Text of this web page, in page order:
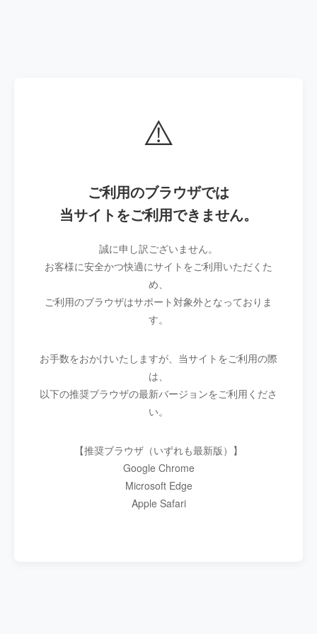
⚠️
ご利用のブラウザでは
当サイトをご利用できません。
誠に申し訳ございません。
お客様に安全かつ快適にサイトをご利用いただくた
め、
ご利用のブラウザはサポート対象外となっておりま
す。
お手数をおかけいたしますが、当サイトをご利用の際
は、
以下の推奨ブラウザの最新バージョンをご利用くださ
い。
【推奨ブラウザ（いずれも最新版）】
Google Chrome
Microsoft Edge
Apple Safari